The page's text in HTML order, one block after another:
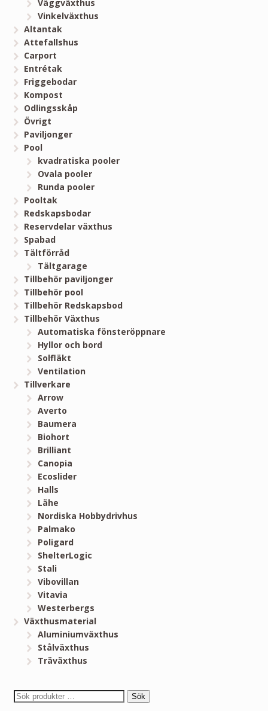
Väggväxthus
Vinkelväxthus
Altantak
Attefallshus
Carport
Entrétak
Friggebodar
Kompost
Odlingsskåp
Övrigt
Paviljonger
Pool
kvadratiska pooler
Ovala pooler
Runda pooler
Pooltak
Redskapsbodar
Reservdelar växthus
Spabad
Tältförråd
Tältgarage
Tillbehör paviljonger
Tillbehör pool
Tillbehör Redskapsbod
Tillbehör Växthus
Automatiska fönsteröppnare
Hyllor och bord
Solfläkt
Ventilation
Tillverkare
Arrow
Averto
Baumera
Biohort
Brilliant
Canopia
Ecoslider
Halls
Lähe
Nordiska Hobbydrivhus
Palmako
Poligard
ShelterLogic
Stali
Vibovillan
Vitavia
Westerbergs
Växthusmaterial
Aluminiumväxthus
Stålväxthus
Träväxthus
Sök